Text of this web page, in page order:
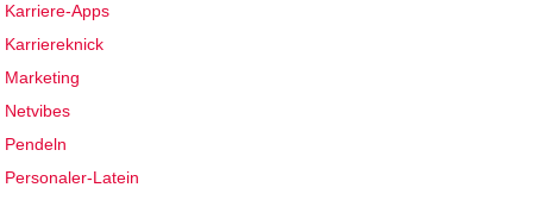
Karriere-Apps
Karriereknick
Marketing
Netvibes
Pendeln
Personaler-Latein